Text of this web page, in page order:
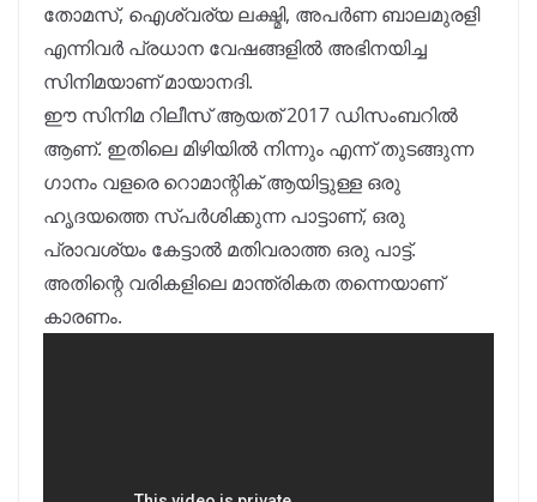
തോമസ്, ഐശ്വര്യ ലക്ഷ്മി, അപർണ ബാലമുരളി
എന്നിവർ പ്രധാന വേഷങ്ങളിൽ അഭിനയിച്ച
സിനിമയാണ് മായാനദി.
ഈ സിനിമ റിലീസ് ആയത് 2017 ഡിസംബറിൽ
ആണ്. ഇതിലെ മിഴിയിൽ നിന്നും എന്ന് തുടങ്ങുന്ന
ഗാനം വളരെ റൊമാന്റിക് ആയിട്ടുള്ള ഒരു
ഹൃദയത്തെ സ്പർശിക്കുന്ന പാട്ടാണ്, ഒരു
പ്രാവശ്യം കേട്ടാൽ മതിവരാത്ത ഒരു പാട്ട്.
അതിന്റെ വരികളിലെ മാന്ത്രികത തന്നെയാണ്
കാരണം.